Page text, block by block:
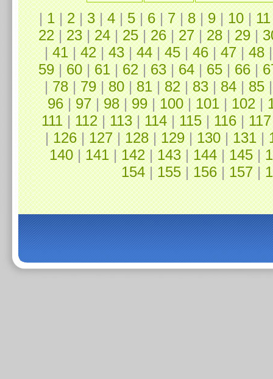
|1|2|3|4|5|6|7|8|9|10|11
22|23|24|25|26|27|28|29|
|41|42|43|44|45|46|47|48
59|60|61|62|63|64|65|66|
|78|79|80|81|82|83|84|85
96|97|98|99|100|101|102|
111|112|113|114|115|116|117
|126|127|128|129|130|131|
140|141|142|143|144|145|
154|155|156|157|